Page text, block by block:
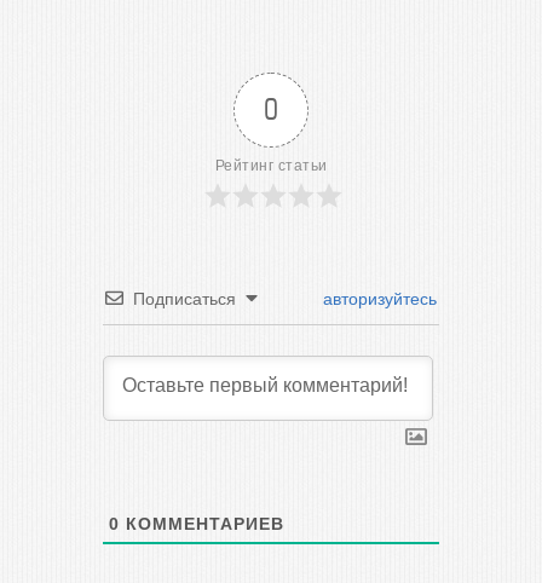
0
Рейтинг статьи
Подписаться авторизуйтесь
0 КОММЕНТАРИЕВ